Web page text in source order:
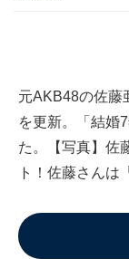
元AKB48の佐藤
を更新。「結婚
た。【写真】佐
ト！佐藤さんは